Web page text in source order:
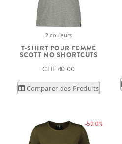
2 couleurs
T-SHIRT POUR FEMME
SCOTT NO SHORTCUTS
CHF 40.00
Comparer des Produits
-50.0%